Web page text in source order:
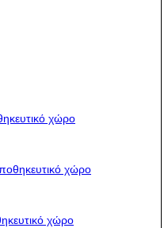
χώρο
χώρο
χώρο